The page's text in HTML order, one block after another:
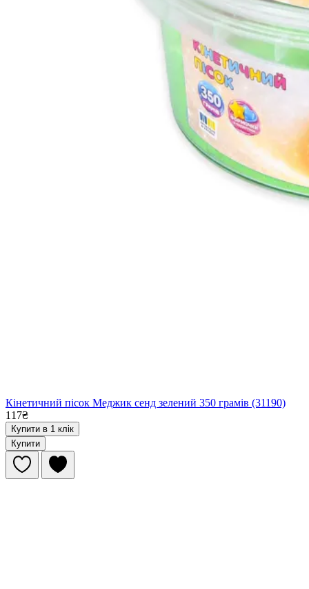
Кінетичний пісок Меджик сенд зелений 350 грамів (31190)
117₴
Купити в 1 клік
Купити